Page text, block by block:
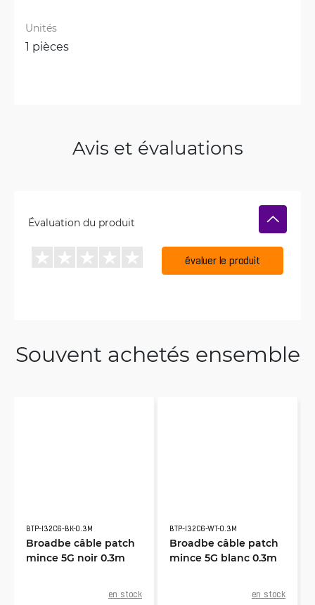
Unités
1 pièces
Avis et évaluations
Évaluation du produit
évaluer le produit
Souvent achetés ensemble
BTP-I32C6-BK-0.3M
Broadbe câble patch
mince 5G noir 0.3m
en stock
BTP-I32C6-WT-0.3M
Broadbe câble patch
mince 5G blanc 0.3m
en stock